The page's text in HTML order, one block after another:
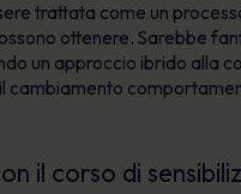
trattata come un
ottenere. Sarebbe
un approccio ibrido
il corso di